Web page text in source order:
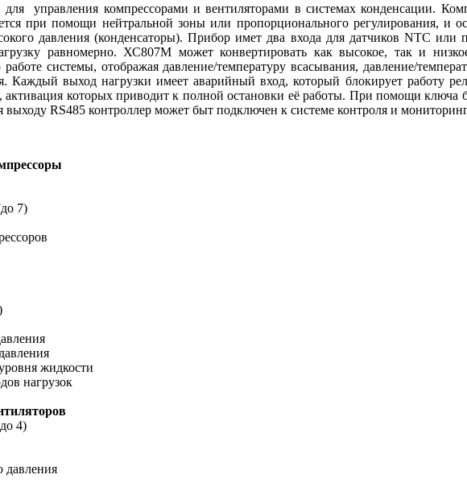
управления компрессорами и вентиляторами в системах конденсации.
при помощи нейтральной зоны или пропорционального регулирования, и
давления (конденсаторы). Прибор имет два входа для датчиков NTC или
равномерно. ХС807М может конвертировать как высокое, так и
системы, отображая давление/температуру всасывания, давление/
Каждый выход нагрузки имеет аварийный вход, который блокирует работу
активация которых приводит к полной остановки её работы. При помощи
выходу RS485 контроллер может быт подключен к системе контроля и
7)
жидкости
нагрузок
4)
давления